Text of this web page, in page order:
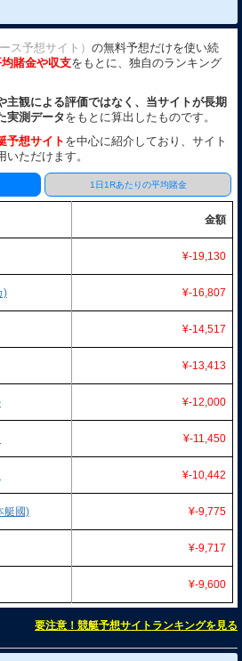
ス予想サイト） の無料予想だけを使い続
賭金や収支をもとに、独自のランキング
主観による評価ではなく、当サイトが長期
実測データをもとに算出したものです。
予想サイト を中心に紹介しており、サイト
ただけます。
1日1Rあたりの平均賭金
金額
¥-19,130
) ¥-16,807
¥-14,517
¥-13,413
¥-12,000
¥-11,450
¥-10,442
艇國) ¥-9,775
¥-9,717
¥-9,600
要注意！競艇予想サイトランキングを見る